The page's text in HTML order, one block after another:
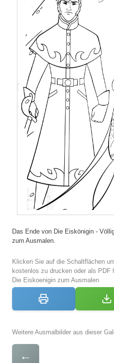
Das Ende von Die Eiskönigin -
zum Ausmalen.
Klicken Sie auf die Schaltflächen
kostenlos zu drucken oder als PDF
Die Eiskoenigin zum Ausmalen
Weitere Ausmalbilder aus dieser
←